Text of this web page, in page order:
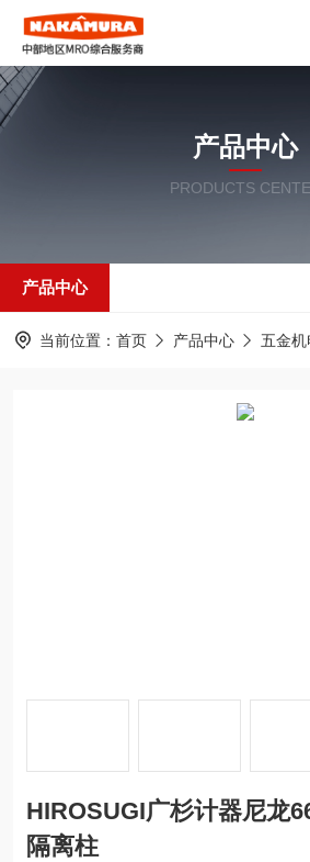
产品中心
PRODUCTS
产品中心
当前位置： 首页 产品中心 五金机
HIROSUGI广杉计器尼龙
隔离柱